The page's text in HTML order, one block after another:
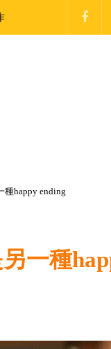
happy ending
一種